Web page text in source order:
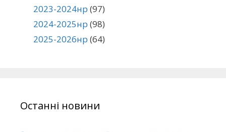
2023-2024нр (97)
2024-2025нр (98)
2025-2026нр (64)
Останні новини